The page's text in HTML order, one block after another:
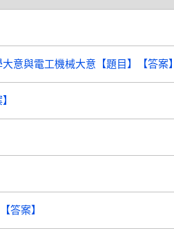
意與電工機械大意【題目】【答案】
答案】